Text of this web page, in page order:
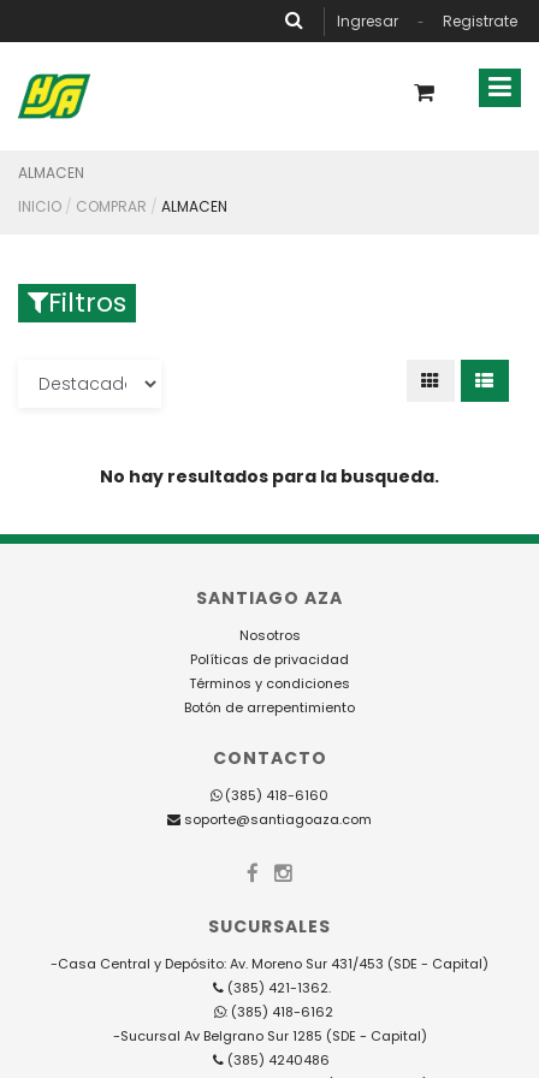
Ingresar - Registrate
ALMACEN
INICIO
COMPRAR ALMACEN
Filtros
No hay resultados para la busqueda.
SANTIAGO AZA
Nosotros
Políticas de privacidad
Términos y condiciones
Botón de arrepentimiento
CONTACTO
(385) 418-6160
soporte@santiagoaza.com
SUCURSALES
-Casa Central y Depósito: Av. Moreno Sur 431/453 (SDE - Capital)
(385) 421-1362.
: (385) 418-6162
-Sucursal Av Belgrano Sur 1285 (SDE - Capital)
(385) 4240486